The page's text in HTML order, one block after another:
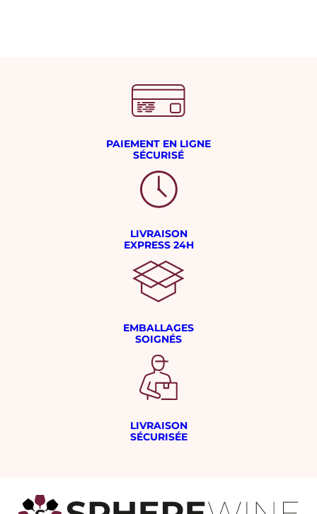
PAIEMENT EN LIGNE
SÉCURISÉ
LIVRAISON
EXPRESS 24H
EMBALLAGES
SOIGNÉS
LIVRAISON
SÉCURISÉE